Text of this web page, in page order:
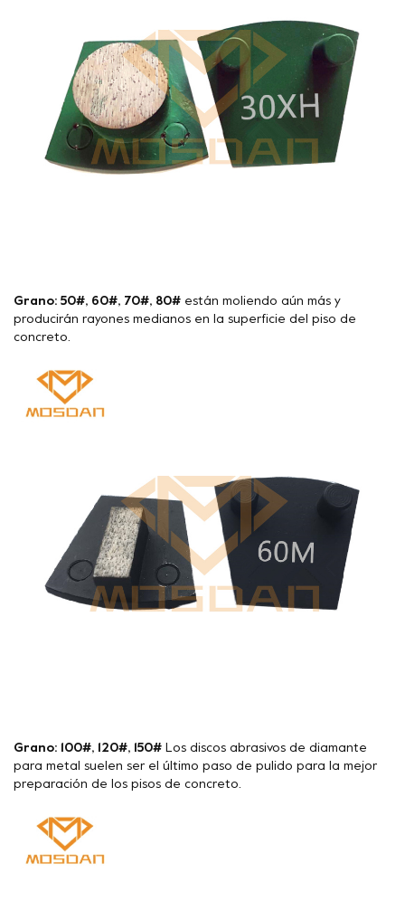
Grano: 50#, 60#, 70#, 80# están moliendo aún más y
producirán rayones medianos en la superficie del piso de
concreto.
Grano: 100#, 120#, 150#
Los discos abrasivos de diamante
para metal suelen ser el último paso de pulido para la mejor
preparación de los pisos de concreto.